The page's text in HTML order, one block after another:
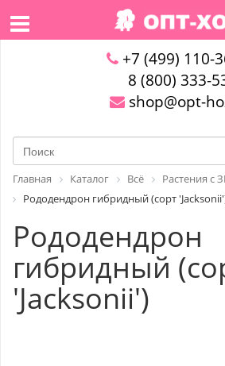
+7 (499) 110-
8 (800) 333-
shop@opt-
Главная Каталог Всё
Растения с
Рододендрон гибридный (сорт
Рододендрон
гибридный
'Jacksonii')